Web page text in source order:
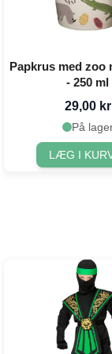
Papkrus med zoo
- 250 ml
29,00 kr
På
LÆG I